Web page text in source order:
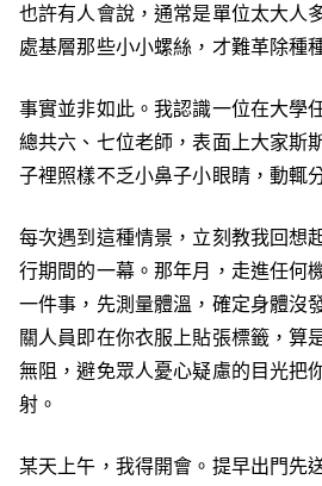
也許有人會說，通常是單位太大人
處基層那些小小螺絲，才難革除種
事實並非如此。我認識一位在大學
總共六、七位老師，表面上大家斯
子裡照樣不乏小鼻子小眼睛，動輒
每次遇到這種情景，立刻教我回想
行期間的一幕。那年月，走進任何
一件事，先測量體溫，確定身體沒
關人員即在你衣服上貼張標籤，算
無阻，避免眾人憂心疑慮的目光把
射。
某天上午，我得開會。提早出門先